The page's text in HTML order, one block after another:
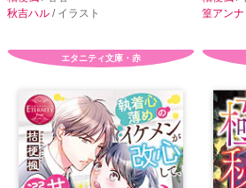
秋吉ハル / イラスト
篁アンナ
エタニティ文庫・赤